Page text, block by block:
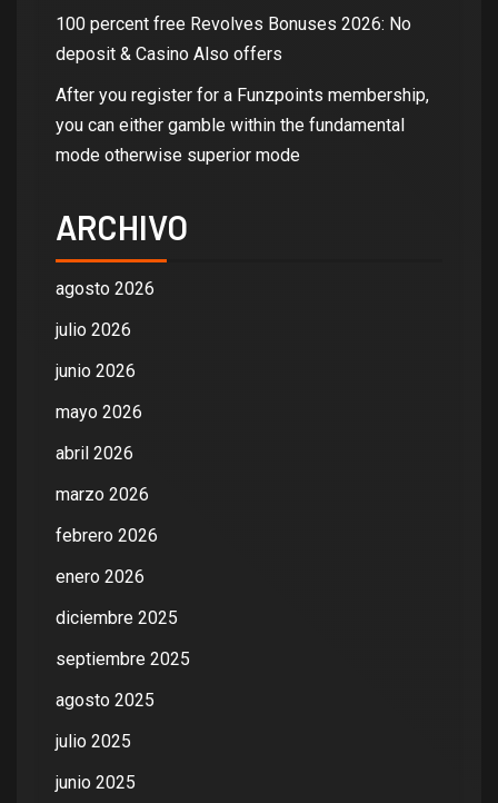
100 percent free Revolves Bonuses 2026: No
deposit & Casino Also offers
After you register for a Funzpoints membership,
you can either gamble within the fundamental
mode otherwise superior mode
ARCHIVO
agosto 2026
julio 2026
junio 2026
mayo 2026
abril 2026
marzo 2026
febrero 2026
enero 2026
diciembre 2025
septiembre 2025
agosto 2025
julio 2025
junio 2025